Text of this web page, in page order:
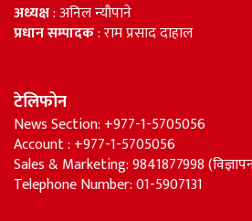
अध्यक्ष: अनिल न्यौपाने
प्रधान सम्पादक: राम प्रसाद दाहाल
टेलिफोन
News Section: +977-1-5705056
Account : +977-1-5705056
Sales & Marketing: 9841877998
Telephone Number: 01-5907131